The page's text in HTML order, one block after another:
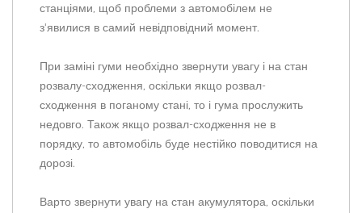
станціями, щоб проблеми з автомобілем не
з'явилися в самий невідповідний момент.
При заміні гуми необхідно звернути увагу і на стан
розвалу-сходження, оскільки якщо розвал-
сходження в поганому стані, то і гума прослужить
недовго. Також якщо розвал-сходження не в
порядку, то автомобіль буде нестійко поводитися на
дорозі.
Варто звернути увагу на стан акумулятора, оскільки